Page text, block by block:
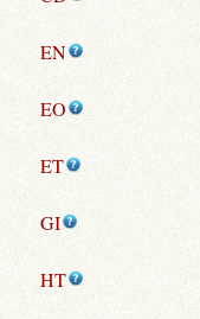
EN
EO
ET
GI
HT